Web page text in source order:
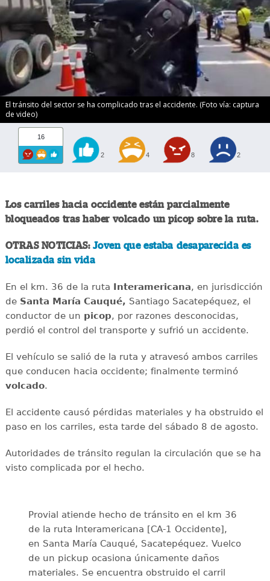
El tránsito del sector se ha complicado tras el accidente. (Foto vía: captura
de video)
16
2 4 8 2
Los carriles hacia occidente están parcialmente
bloqueados tras haber volcado un picop sobre la ruta.
OTRAS NOTICIAS:Joven que estaba desaparecida es
localizada sin vida
En el km. 36 de la ruta Interamericana, en jurisdicción
de Santa María Cauqué, Santiago Sacatepéquez, el
conductor de un picop, por razones desconocidas,
perdió el control del transporte y sufrió un accidente.
El vehículo se salió de la ruta y atravesó ambos carriles
que conducen hacia occidente; finalmente terminó
volcado.
El accidente causó pérdidas materiales y ha obstruido el
paso en los carriles, esta tarde del sábado 8 de agosto.
Autoridades de tránsito regulan la circulación que se ha
visto complicada por el hecho.
Provial atiende hecho de tránsito en el km 36
de la ruta Interamericana [CA-1 Occidente],
en Santa María Cauqué, Sacatepéquez. Vuelco
de un pickup ocasiona únicamente daños
materiales. Se encuentra obstruido el carril